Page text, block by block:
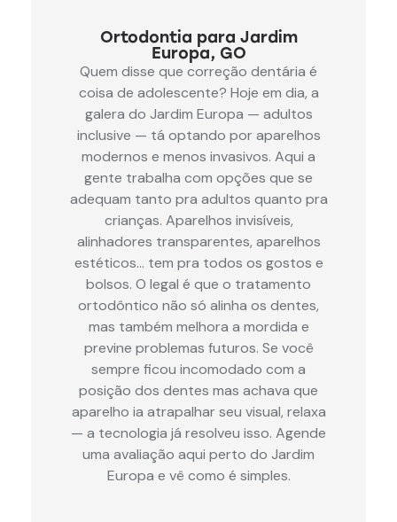
Ortodontia para Jardim
Europa, GO
Quem disse que correção dentária é
coisa de adolescente? Hoje em dia, a
galera do Jardim Europa — adultos
inclusive — tá optando por aparelhos
modernos e menos invasivos. Aqui a
gente trabalha com opções que se
adequam tanto pra adultos quanto pra
crianças. Aparelhos invisíveis,
alinhadores transparentes, aparelhos
estéticos… tem pra todos os gostos e
bolsos. O legal é que o tratamento
ortodôntico não só alinha os dentes,
mas também melhora a mordida e
previne problemas futuros. Se você
sempre ficou incomodado com a
posição dos dentes mas achava que
aparelho ia atrapalhar seu visual, relaxa
— a tecnologia já resolveu isso. Agende
uma avaliação aqui perto do Jardim
Europa e vê como é simples.